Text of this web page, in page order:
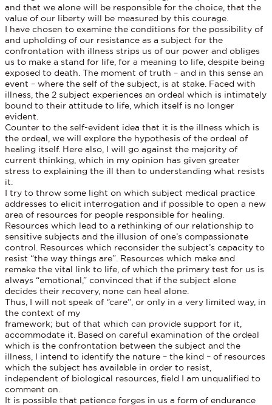
and that we alone will be responsible for the choice, that the
value of our liberty will be measured by this courage.
I have chosen to examine the conditions for the possibility of
and upholding of our resistance as a subject for the
confrontation with illness strips us of our power and obliges
us to make a stand for life, for a meaning to life, despite being
exposed to death. The moment of truth – and in this sense an
event – where the self of the subject, is at stake. Faced with
illness, the 2 subject experiences an ordeal which is intimately
bound to their attitude to life, which itself is no longer
evident.
Counter to the self-evident idea that it is the illness which is
the ordeal, we will explore the hypothesis of the ordeal of
healing itself. Here also, I will go against the majority of
current thinking, which in my opinion has given greater
stress to explaining the ill than to understanding what resists
it.
I try to throw some light on which subject medical practice
addresses to elicit interrogation and if possible to open a new
area of resources for people responsible for healing.
Resources which lead to a rethinking of our relationship to
sensitive subjects and the illusion of one’s compassionate
control. Resources which reconsider the subject’s capacity to
resist “the way things are”. Resources which make and
remake the vital link to life, of which the primary test for us is
always “emotional,” convinced that if the subject alone
decides their recovery, none can heal alone.
Thus, I will not speak of ‘’care’’, or only in a very limited way, in
the context of my
framework; but of that which can provide support for it,
accommodate it. Based on careful examination of the ordeal
which is the confrontation between the subject and the
illness, I intend to identify the nature – the kind – of resources
which the subject has available in order to resist,
independent of biological resources, field I am unqualified to
comment on.
It is possible that patience forges in us a form of endurance